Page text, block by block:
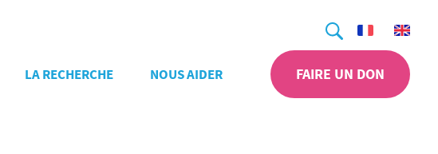
Recherche
LA RECHERCHE NOUS AIDER FAIRE UN DON